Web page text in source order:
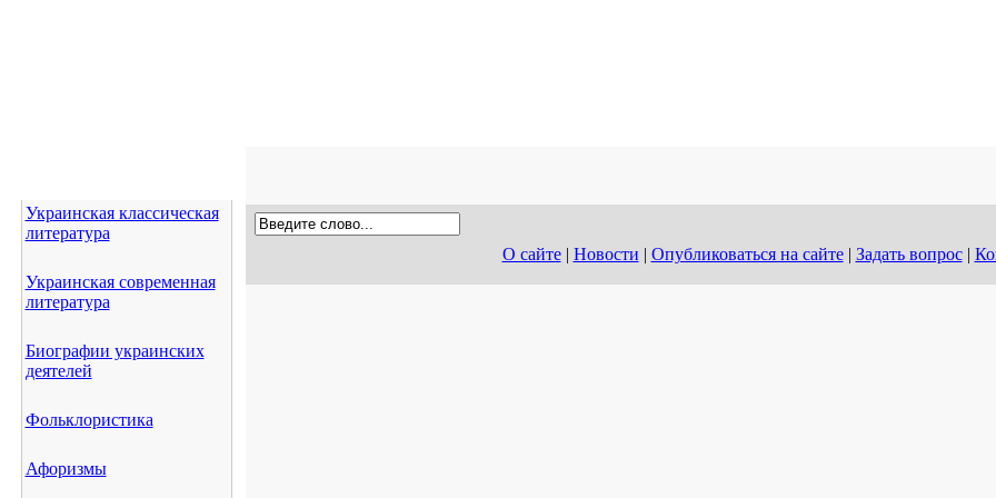
Украинская классическая
литература
Украинская современная
литература
Биографии украинских
деятелей
Фольклористика
Афоризмы
О сайте| Новости | Опубликоваться на сайте| Задать вопрос|